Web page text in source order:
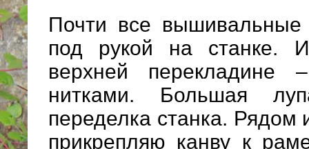
Почти все вышивальные
под рукой на станке.
верхней перекладине
нитками. Большая
переделка станка. Рядом
прикрепляю канву к